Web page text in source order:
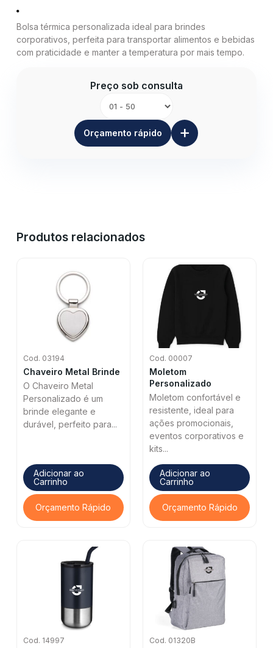
Bolsa térmica personalizada ideal para brindes
corporativos, perfeita para transportar alimentos e bebidas
com praticidade e manter a temperatura por mais tempo.
Preço sob consulta
Orçamento rápido +
Produtos relacionados
Cod. 03194
Chaveiro Metal Brinde
O Chaveiro Metal
Personalizado é um
brinde elegante e
durável, perfeito para...
Adicionar ao
Carrinho
Orçamento Rápido
Cod. 00007
Moletom
Personalizado
Moletom confortável e
resistente, ideal para
ações promocionais,
eventos corporativos e
kits...
Adicionar ao
Carrinho
Orçamento Rápido
Cod. 14997 Cod. 01320B